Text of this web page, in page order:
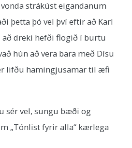
strákúst eigandanum
þetta þó vel því eftir að Karl
að dreki hefði flogið í burtu
hún að vera bara með Dísu
lifðu hamingjusamar til æfi
sér vel, sungu bæði og
„Tónlist fyrir alla“ kærlega